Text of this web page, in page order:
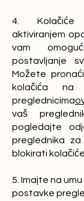
4. Kolačiće
aktiviranjem
vam
postavljanje
Možete
kolačića na
preglednicima
vaš
pogledajte
preglednika
blokirati kolačiće.
5. Imajte na
postavke